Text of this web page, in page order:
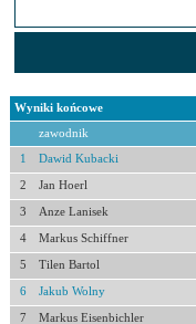
Wyniki końcowe
zawodnik
1 Dawid Kubacki
2 Jan Hoerl
3 Anze Lanisek
4 Markus Schiffner
5 Tilen Bartol
6 Jakub Wolny
7 Markus Eisenbichler